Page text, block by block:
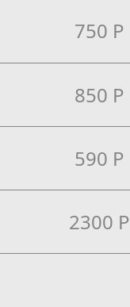
750 Р
850 Р
590 Р
2300 Р